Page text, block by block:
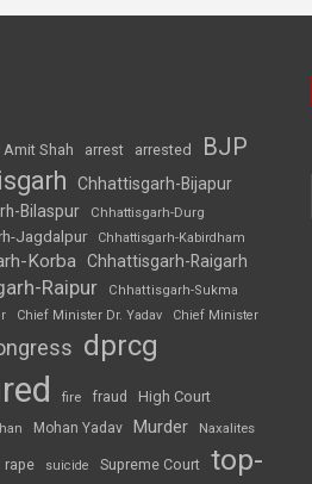
Amit Shah arrest arrested BJP
Chhattisgarh-Bijapur
Bilaspur
Chhattisgarh-Durg
Jagdalpur Chhattisgarh-Kabirdham
Korba Chhattisgarh-Raigarh
Raipur
Chhattisgarh-Sukma
Chief Minister Dr. Yadav Chief Minister
dprcg
fire fraud High Court
Mohan Yadav Murder Naxalites
rape suicide Supreme Court top-